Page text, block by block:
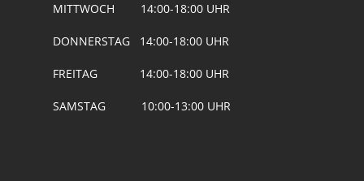
MITTWOCH 14:00-18:00 UHR
DONNERSTAG 14:00-18:00 UHR
FREITAG 14:00-18:00 UHR
SAMSTAG 10:00-13:00 UHR